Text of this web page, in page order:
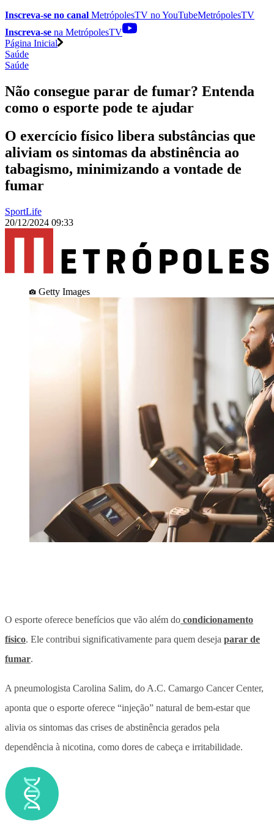
Inscreva-se no canal MetrópolesTV noYouTubeMetrópolesTV
Inscreva-se na MetrópolesTV
Página Inicial
Saúde
Saúde
Não consegue parar de fumar? Entenda
como o esporte pode te ajudar
O exercício físico libera substâncias que
aliviam os sintomas da abstinência ao
tabagismo, minimizando a vontade de
fumar
SportLife
20/12/2024 09:33
Getty Images
O esporte oferece benefícios que vão além do condicionamento
físico. Ele contribui significativamente para quem deseja parar de
fumar.
A pneumologista Carolina Salim, do A.C. Camargo Cancer Center,
aponta que o esporte oferece “injeção” natural de bem-estar que
alivia os sintomas das crises de abstinência gerados pela
dependência à nicotina, como dores de cabeça e irritabilidade.